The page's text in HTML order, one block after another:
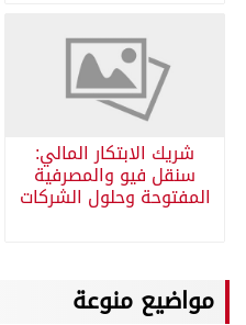
شريك الابتكار المالي:
سنقل فيو والمصرفية
المفتوحة وحلول الشركات
مواضيع منوعة